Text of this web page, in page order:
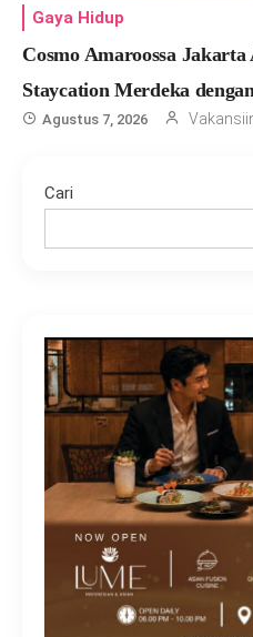
Gaya Hidup
Cosmo Amaroossa
Staycation Merdeka
Agustus 7, 2026
Cari